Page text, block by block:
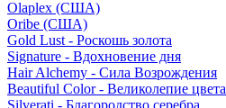
Olaplex (США)
Oribe (США)
Gold Lust - Роскошь золота
Signature - Вдохновение дня
Hair Alchemy - Сила Возрождения
Beautiful Color - Великолепие цвета
Silverati - Благородство серебра